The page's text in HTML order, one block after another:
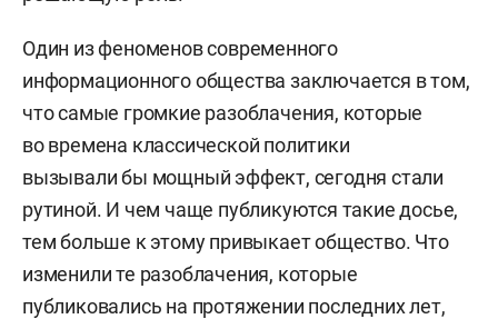
Один из феноменов современного
информационного общества заключается в том,
что самые громкие разоблачения, которые
во времена классической политики
вызывали бы мощный эффект, сегодня стали
рутиной. И чем чаще публикуются такие досье,
тем больше к этому привыкает общество. Что
изменили те разоблачения, которые
публиковались на протяжении последних лет,